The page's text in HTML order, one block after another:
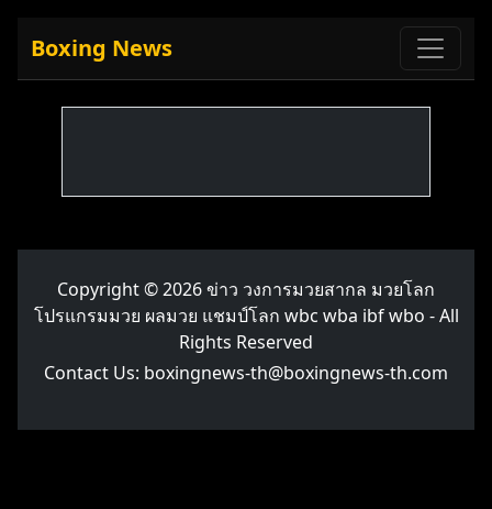
Boxing News
Copyright © 2026ข่าว วงการมวยสากล มวยโลก
โปรแกรมมวย ผลมวย แชมป์โลก wbc wba ibf wbo - All
Rights Reserved
Contact Us: boxingnews-th@boxingnews-th.com